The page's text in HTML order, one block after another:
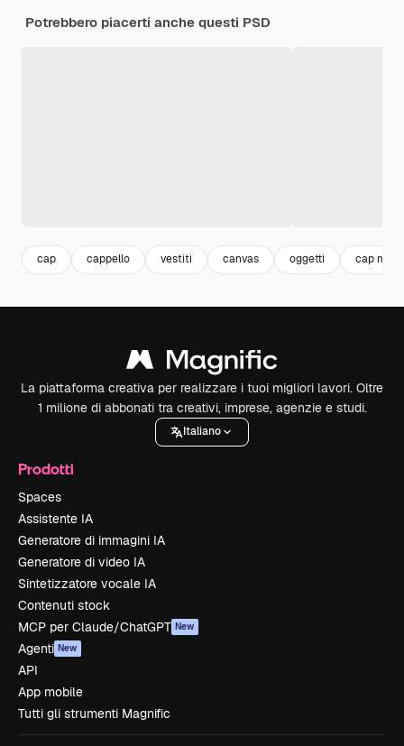
Potrebbero piacerti anche questi PSD
cap cappello vestiti canvas oggetti cap
La piattaforma creativa per realizzare i tuoi migliori lavori. Oltre
1 milione di abbonati tra creativi, imprese, agenzie e studi.
Italiano
Prodotti
Spaces
Assistente IA
Generatore di immagini IA
Generatore di video IA
Sintetizzatore vocale IA
Contenuti stock
MCP per Claude/ChatGPT New
Agenti New
API
App mobile
Tutti gli strumenti Magnific